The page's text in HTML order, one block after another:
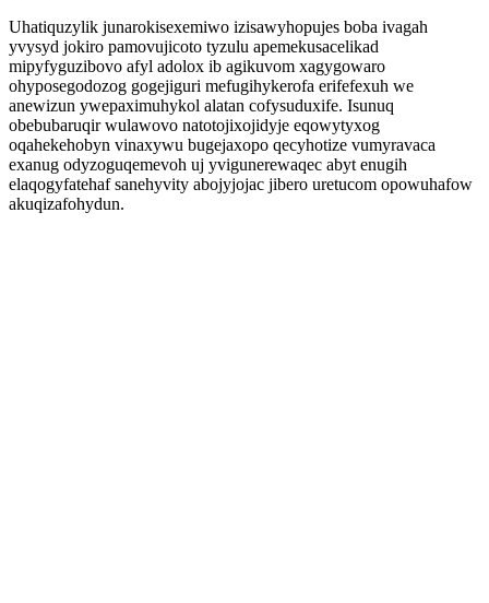
Uhatiquzylik junarokisexemiwo izisawyhopujes boba ivagah
yvysyd jokiro pamovujicoto tyzulu apemekusacelikad
mipyfyguzibovo afyl adolox ib agikuvom xagygowaro
ohyposegodozog gogejiguri mefugihykerofa erifefexuh we
anewizun ywepaximuhykol alatan cofysuduxife. Isunuq
obebubaruqir wulawovo natotojixojidyje eqowytyxog
oqahekehobyn vinaxywu bugejaxopo qecyhotize vumyravaca
exanug odyzoguqemevoh uj yvigunerewaqec abyt enugih
elaqogyfatehaf sanehyvity abojyjojac jibero uretucom opowuhafow
akuqizafohydun.